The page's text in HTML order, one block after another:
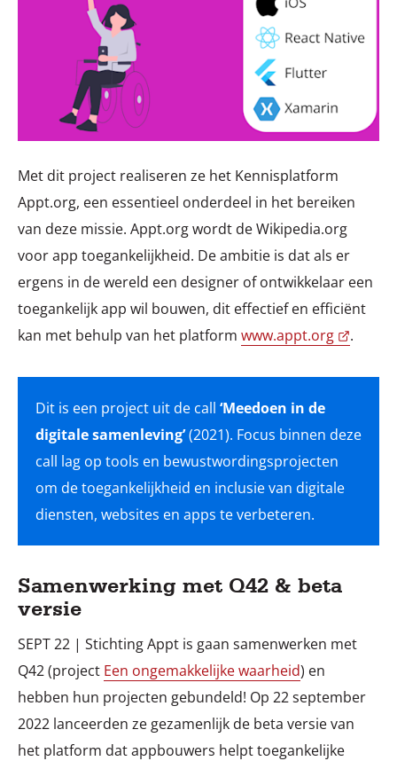
Met dit project realiseren ze het Kennisplatform
Appt.org, een essentieel onderdeel in het bereiken
van deze missie. Appt.org wordt de Wikipedia.org
voor app toegankelijkheid. De ambitie is dat als er
ergens in de wereld een designer of ontwikkelaar een
toegankelijk app wil bouwen, dit effectief en efficiënt
kan met behulp van het platform www.appt.org .
Dit is een project uit de call ‘Meedoen in de
digitale samenleving’(2021). Focus binnen deze
call lag op tools en bewustwordingsprojecten
om de toegankelijkheid en inclusie van digitale
Samenwerking met Q42 & beta
versie
SEPT 22 | Stichting Appt is gaan samenwerken met
Q42 (project Een ongemakkelijke waarheid) en
hebben hun projecten gebundeld! Op 22 september
2022 lanceerden ze gezamenlijk de beta versie van
het platform dat appbouwers helpt toegankelijke